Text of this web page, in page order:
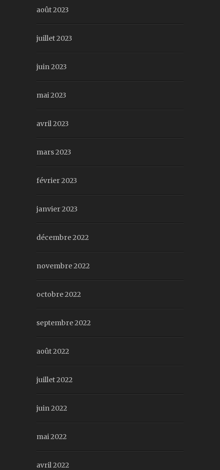
août 2023
juillet 2023
juin 2023
mai 2023
avril 2023
mars 2023
février 2023
janvier 2023
décembre 2022
novembre 2022
octobre 2022
septembre 2022
août 2022
juillet 2022
juin 2022
mai 2022
avril 2022